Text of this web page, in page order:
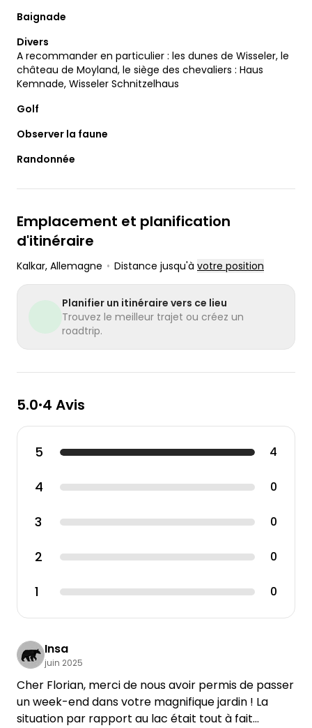
Baignade
Divers
A recommander en particulier : les dunes de Wisseler, le
château de Moyland, le siège des chevaliers : Haus
Kemnade, Wisseler Schnitzelhaus
Golf
Observer la faune
Randonnée
Emplacement et planification
d'itinéraire
Kalkar, Allemagne • Distance jusqu'à votre position
Planifier un itinéraire vers ce lieu
Trouvez le meilleur trajet ou créez un
roadtrip.
5.0•4 Avis
5 4
4 0
3 0
2 0
1 0
Insa
juin 2025
Cher Florian, merci de nous avoir permis de passer
un week-end dans votre magnifique jardin ! La
situation par rapport au lac était tout à fait